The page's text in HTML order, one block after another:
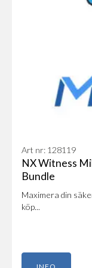
Lastbil
Kan skicka
utrustning,
Art nr: 128119
NX Witness
Bundle
Maximera din
köp...